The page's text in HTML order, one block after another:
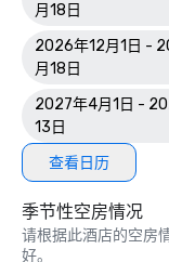
月18日
2026年12月1日 -
月18日
2027年4月1日 -
13日
查看日历
季节性空房情况
请根据此酒店的空房
好。